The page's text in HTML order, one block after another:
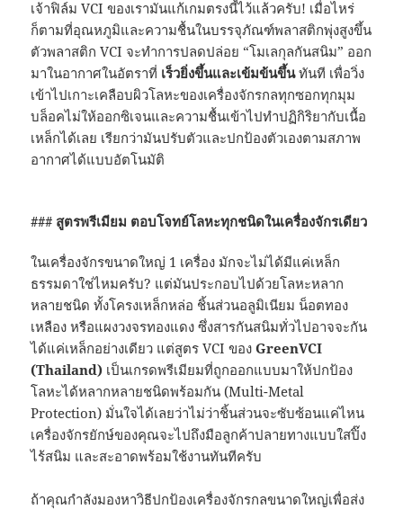
เจ้าฟิล์ม VCI ของเรามันแก้เกมตรงนี้ไว้แล้วครับ! เมื่อไหร่
ก็ตามที่อุณหภูมิและความชื้นในบรรจุภัณฑ์พลาสติกพุ่งสูงขึ้น
ตัวพลาสติก VCI จะทำการปลดปล่อย “โมเลกุลกันสนิม” ออก
มาในอากาศในอัตราที่ เร็วยิ่งขึ้นและเข้มข้นขึ้นทันที เพื่อวิ่ง
เข้าไปเกาะเคลือบผิวโลหะของเครื่องจักรกลทุกซอกทุกมุม
บล็อคไม่ให้ออกซิเจนและความชื้นเข้าไปทำปฏิกิริยากับเนื้อ
เหล็กได้เลย เรียกว่ามันปรับตัวและปกป้องตัวเองตามสภาพ
อากาศได้แบบอัตโนมัติ
### สูตรพรีเมียม ตอบโจทย์โลหะทุกชนิดในเครื่องจักรเดียว
ในเครื่องจักรขนาดใหญ่ 1 เครื่อง มักจะไม่ได้มีแค่เหล็ก
ธรรมดาใช่ไหมครับ? แต่มันประกอบไปด้วยโลหะหลาก
หลายชนิด ทั้งโครงเหล็กหล่อ ชิ้นส่วนอลูมิเนียม น็อตทอง
เหลือง หรือแผงวงจรทองแดง ซึ่งสารกันสนิมทั่วไปอาจจะกัน
ได้แค่เหล็กอย่างเดียว แต่สูตร VCI ของGreenVCI
(Thailand) เป็นเกรดพรีเมียมที่ถูกออกแบบมาให้ปกป้อง
โลหะได้หลากหลายชนิดพร้อมกัน (Multi-Metal
Protection) มั่นใจได้เลยว่าไม่ว่าชิ้นส่วนจะซับซ้อนแค่ไหน
เครื่องจักรยักษ์ของคุณจะไปถึงมือลูกค้าปลายทางแบบใสปิ๊ง
ไร้สนิม และสะอาดพร้อมใช้งานทันทีครับ
ถ้าคุณกำลังมองหาวิธีปกป้องเครื่องจักรกลขนาดใหญ่เพื่อส่ง